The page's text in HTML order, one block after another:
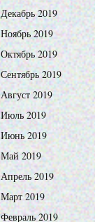
Декабрь 2019
Ноябрь 2019
Октябрь 2019
Сентябрь 2019
Август 2019
Июль 2019
Июнь 2019
Май 2019
Апрель 2019
Март 2019
Февраль 2019